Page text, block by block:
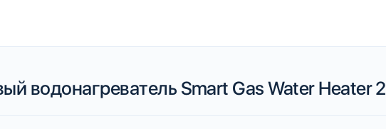
водонагреватель Smart Gas Water Heater 2